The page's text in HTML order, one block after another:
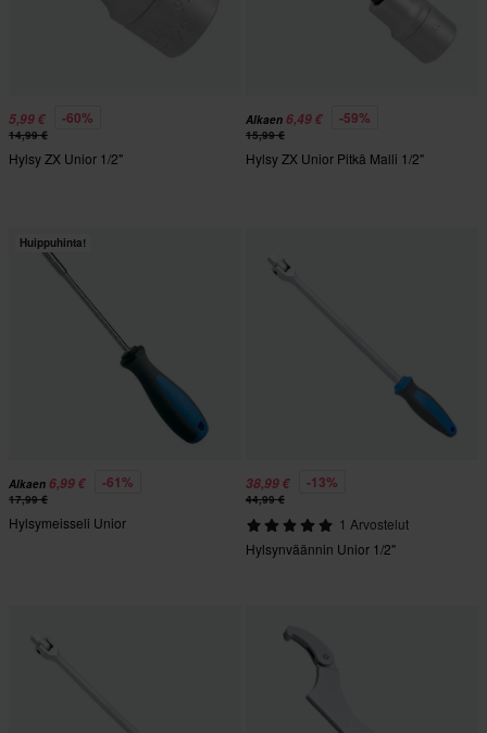
5,99 € -60%
14,99 €
Hylsy ZX Unior 1/2"
Alkaen 6,49 € -59%
15,99 €
Hylsy ZX Unior Pitkä Malli 1/2"
Huippuhinta!
Alkaen 6,99 € -61%
17,99 €
Hylsymeisseli Unior
38,99 € -13%
44,99 €
1 Arvostelut
Hylsynväännin Unior 1/2"